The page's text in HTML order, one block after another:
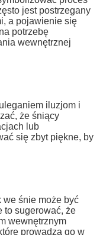
jest postrzegany
a pojawienie się
potrzebę
wewnętrznej
iluzjom i
że śniący
lub
się zbyt piękne, by
we śnie może być
to sugerować, że
wewnętrznym
prowadzą go w